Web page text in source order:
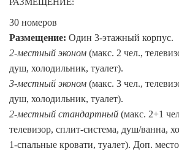
РАЗМЕЩЕНИЕ:
30 номеров
Размещение: Один 3-этажный корпус.
2-местный эконом (макс. 2 чел.,
душ, холодильник, туалет).
3-местный эконом (макс. 3 чел.,
душ, холодильник, туалет).
2-местный стандартный (макс. 2+1
телевизор, сплит-система, душ/ванна,
1-спальные кровати, туалет). Доп.